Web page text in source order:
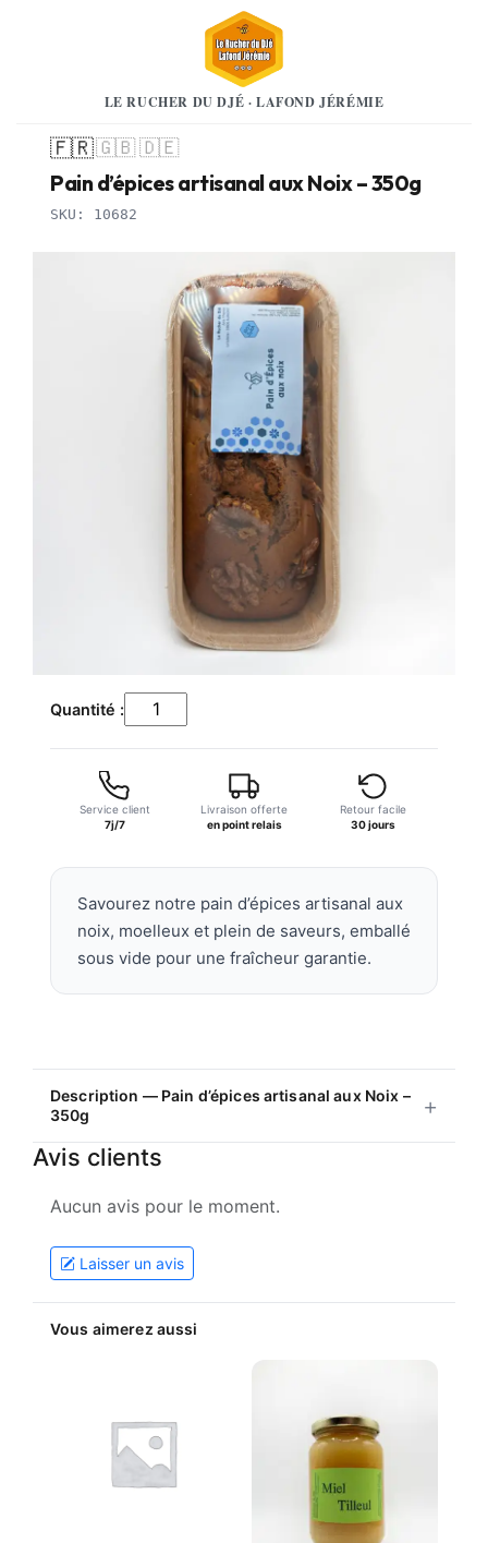
LE RUCHER DU DJÉ · LAFOND JÉRÉMIE
🇫🇷🇬🇧🇩🇪
Pain d’épices artisanal aux Noix – 350g
SKU: 10682
Quantité : quantité
de
d'épices
artisanal
Noix
-
350g
Service client
7j/7
Livraison offerte
en point relais
Retour facile
30 jours
Savourez notre pain d’épices artisanal aux
noix, moelleux et plein de saveurs, emballé
sous vide pour une fraîcheur garantie.
Description — Pain d’épices artisanal aux Noix –
350g
Avis clients
Aucun avis pour le moment.
Laisser un avis
Vous aimerez aussi